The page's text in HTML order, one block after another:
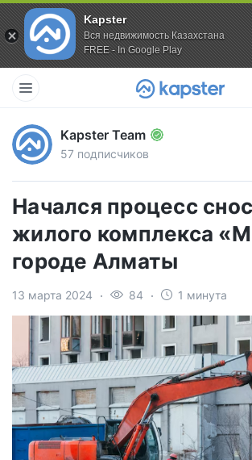
Kapster
Вся недвижимость Казахстана
FREE - In Google Play
Kapster Team
57 подписчиков
Начался процесс
жилого комплекса
городе Алматы
13 марта 2024 84 1 минута